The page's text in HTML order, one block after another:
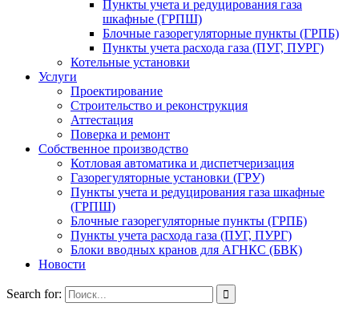
Пункты учета и редуцирования газа
шкафные (ГРПШ)
Блочные газорегуляторные пункты (ГРПБ)
Пункты учета расхода газа (ПУГ, ПУРГ)
Котельные установки
Услуги
Проектирование
Строительство и реконструкция
Аттестация
Поверка и ремонт
Собственное производство
Котловая автоматика и диспетчеризация
Газорегуляторные установки (ГРУ)
Пункты учета и редуцирования газа шкафные
(ГРПШ)
Блочные газорегуляторные пункты (ГРПБ)
Пункты учета расхода газа (ПУГ, ПУРГ)
Блоки вводных кранов для АГНКС (БВК)
Новости
Search for: